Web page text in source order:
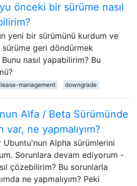
önceki bir sürüme nasıl
yeni bir sürümünü kurdum ve
geri döndürmek
nasıl yapabilirim? Bu
management downgrade
Alfa / Beta Sürümünde
var, ne yapmalıyım?
Ubuntu'nun Alpha sürümlerini
Sorunlara devam ediyorum -
çözebilirim? Bu sorunlarla
ne yapmalıyım? Peki